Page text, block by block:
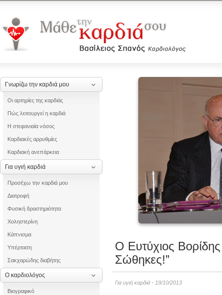
Γνωρίζω την καρδιά μου
Οι αρτηρίες της καρδιάς
Πώς λειτουργεί η καρδιά
Η στεφανιαία νόσος
Καρδιακές αρρυθμίες
Καρδιακή ανεπάρκεια
Για υγιή καρδιά
Προσέχω την καρδιά μου
Διατροφή
Φυσική δραστηριότητα
Χοληστερίνη
Κάπνισμα
Υπέρταση
Σακχαρώδης διαβήτης
Ο καρδιολόγος
Βιογραφικό
Ο Ευτύχιος
Σώθηκες!”
Για υγιή καρδιά - 19/10/2013